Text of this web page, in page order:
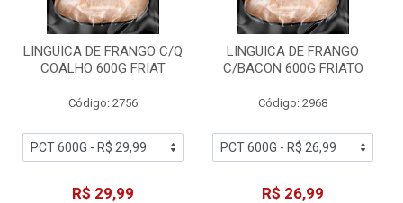
LINGUICA DE FRANGO C/Q
COALHO 600G FRIAT
Código: 2756
R$ 29,99
LINGUICA DE FRANGO
C/BACON 600G FRIATO
Código: 2968
R$ 26,99